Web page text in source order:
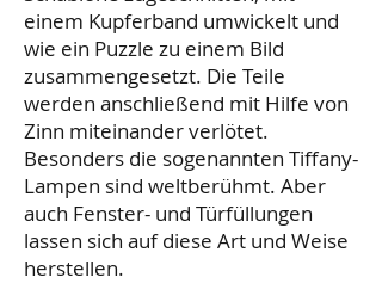
einem Kupferband umwickelt und
wie ein Puzzle zu einem Bild
zusammengesetzt. Die Teile
werden anschließend mit Hilfe von
Zinn miteinander verlötet.
Besonders die sogenannten Tiffany-
Lampen sind weltberühmt. Aber
auch Fenster- und Türfüllungen
lassen sich auf diese Art und Weise
herstellen.